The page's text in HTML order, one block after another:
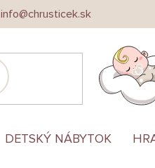
info@chrusticek.sk
HĽADAŤ
DETSKÝ NÁBYTOK